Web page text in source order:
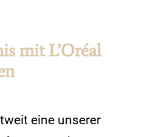
mit L’Oréal
eine unserer